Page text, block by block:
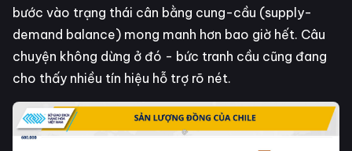
bước vào trạng thái cân bằng cung-cầu (supply-
demand balance) mong manh hơn bao giờ hết. Câu
chuyện không dừng ở đó - bức tranh cầu cũng đang
cho thấy nhiều tín hiệu hỗ trợ rõ nét.